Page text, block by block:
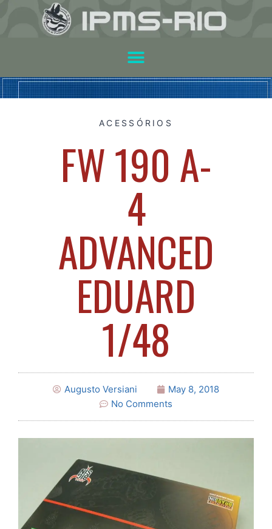
ACESSÓRIOS
FW 190 A-
4
ADVANCED
EDUARD
1/48
Augusto Versiani
May 8, 2018
No Comments